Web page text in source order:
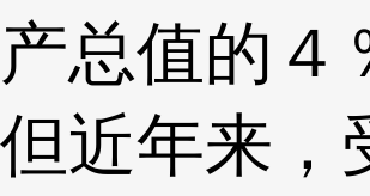
产总值的４
但近年来，